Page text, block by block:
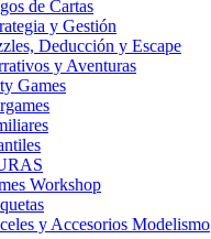
de Cartas
y Gestión
Deducción y Escape
y Aventuras
Games
Workshop
y Accesorios Modelismo